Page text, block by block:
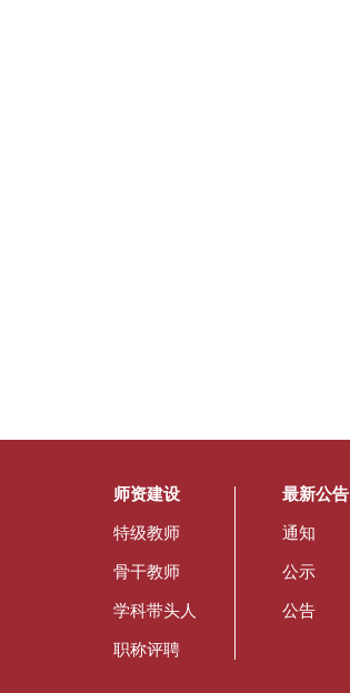
师资建设
特级教师
骨干教师
学科带头人
职称评聘
最新公告
通知
公示
公告